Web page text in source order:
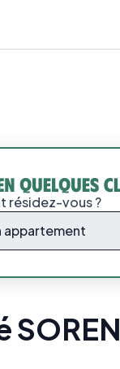
résidez-vous ?
appartement
SOREN